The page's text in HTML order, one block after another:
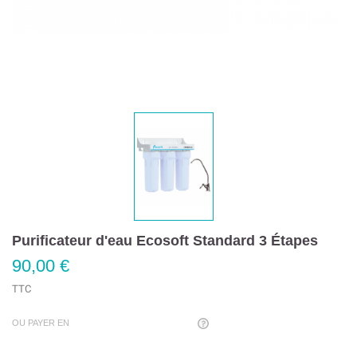
Purificateur d'eau Ecosoft Standard 3 Étapes
90,00 €
TTC
OU PAYER EN